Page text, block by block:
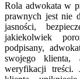
Rola adwokata w
prawnych jest nie
jasności,
jakiekolwiek
podpisany,
swojego klienta,
weryfikacji treści.